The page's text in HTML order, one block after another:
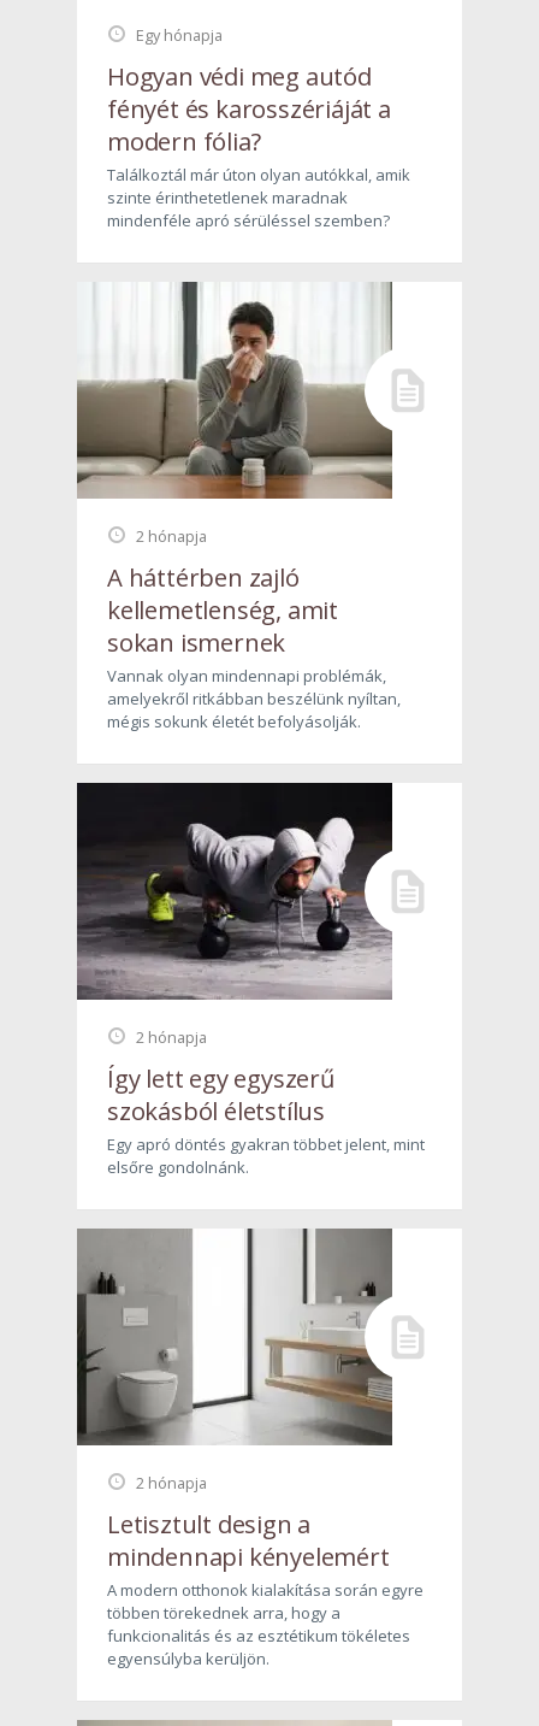
Egy hónapja
Hogyan védi meg autód
fényét és karosszériáját a
modern fólia?
Találkoztál már úton olyan autókkal, amik
szinte érinthetetlenek maradnak
mindenféle apró sérüléssel szemben?
2 hónapja
A háttérben zajló
kellemetlenség, amit
sokan ismernek
Vannak olyan mindennapi problémák,
amelyekről ritkábban beszélünk nyíltan,
mégis sokunk életét befolyásolják.
2 hónapja
Így lett egy egyszerű
szokásból életstílus
Egy apró döntés gyakran többet jelent, mint
elsőre gondolnánk.
2 hónapja
Letisztult design a
mindennapi kényelemért
A modern otthonok kialakítása során egyre
többen törekednek arra, hogy a
funkcionalitás és az esztétikum tökéletes
egyensúlyba kerüljön.